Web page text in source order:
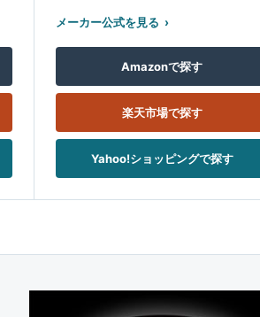
メーカー公式を見る
Amazonで探す
楽天市場で探す
Yahoo!ショッピングで探す